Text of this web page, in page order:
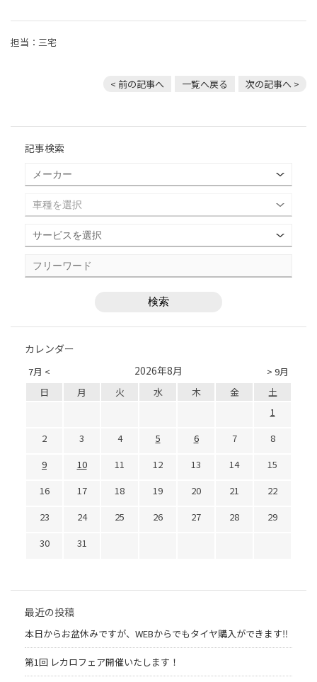
担当：三宅
< 前の記事へ 一覧へ戻る 次の記事へ >
記事検索
カレンダー
7月 < > 9月
2026年8月
日 月 火 水 木 金
土
1
2
3 4 5 6 7
8
9
10 11 12 13 14
15
16
17 18 19 20 21
22
23
24 25 26 27 28
29
30
31
最近の投稿
本日からお盆休みですが、WEBからでもタイヤ購入ができます‼︎
第1回 レカロフェア開催いたします！